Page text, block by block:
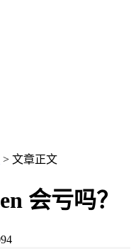
> 文章正文
会亏吗？